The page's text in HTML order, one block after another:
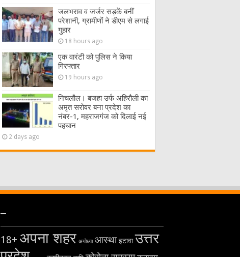
जलभराव व जर्जर सड़कें बनीं
परेशानी, ग्रामीणों ने डीएम से लगाई
गुहार
18 hours ago
एक वारंटी को पुलिस ने किया
गिरफ्तार
19 hours ago
निचलौल। बजहा उर्फ अहिरौली का
अमृत सरोवर बना प्रदेश का
नंबर-1, महराजगंज को दिलाई नई
पहचान
2 days ago
–
18+ अपना शहर अयोध्या आस्था इटावा उत्तर